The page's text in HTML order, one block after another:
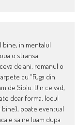
in mentalul
o stransa
de ani, romanul o
cu “Fuga din
de Sibiu. Din ce vad,
doar forma, locul
bine), poate eventual
e sa ne luam dupa